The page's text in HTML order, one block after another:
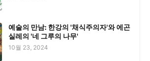
예술의 만남: 한강의 '채식주의자'와 에곤
실레의 '네 그루의 나무'
10월 23, 2024